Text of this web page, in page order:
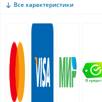
Все характеристики